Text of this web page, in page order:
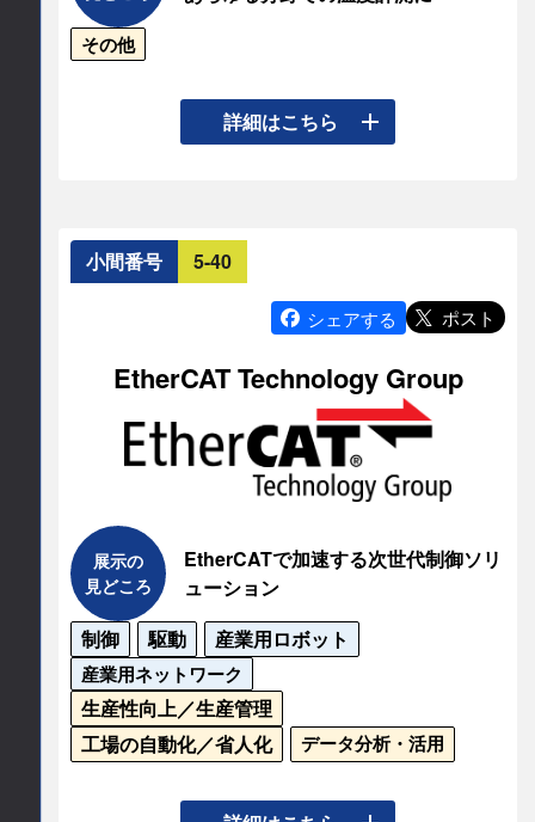
連絡先情報
株式会社 アルゴシステム
営業部
〒587-0021
大阪府堺市美原区小平尾656番地
TEL
072-362-5067
公式サイト
https://www.algosystem.co.jp/
その他
様々なシーンでご活用いただける温度計を展示い
ーズ
◇ハンディタイプ温度計 HRシリーズ
◇高精度ハンディタイプ温度計 HRMシリーズ
◇多チャンネル　メモリ付きサーモロガー AM-
9000シリーズ・TWSシリーズ
◇各種温度センサ
連絡先情報
連絡先会社
安立計器株式会社
公式サイト
詳細はこちら
小間番号 5-40
シェアする ポスト
EtherCAT Technology Group
展示の
見どころ
EtherCATで加速する次世代制御ソリ
ューション
制御
駆動 産業用ロボット
産業用ネットワーク
生産性向上／生産管理
工場の自動化／省人化
データ分析・活用
EtherCATは高速性・ハードリアルタイム性能を備